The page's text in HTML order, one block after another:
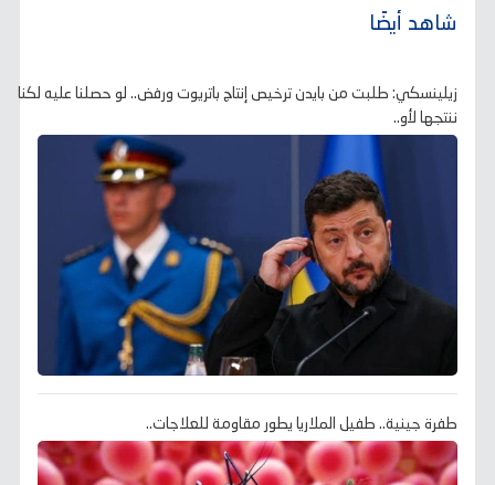
شاهد أيضًا
زيلينسكي: طلبت من بايدن ترخيص إنتاج باتريوت ورفض.. لو حصلنا عليه لكنا
ننتجها لأو..
طفرة جينية.. طفيل الملاريا يطور مقاومة للعلاجات..